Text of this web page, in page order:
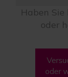
Haben Sie
oder
oder